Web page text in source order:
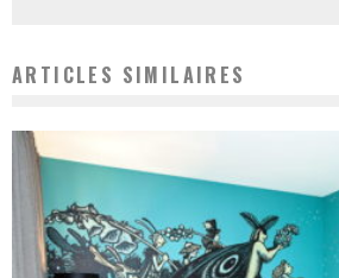
ARTICLES SIMILAIRES